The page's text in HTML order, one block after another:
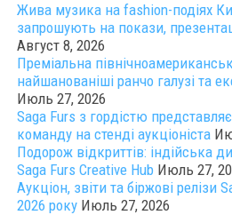
Жива музика на fashion-подіях
запрошують на покази,
Август 8, 2026
Преміальна
найшанованіші ранчо галузі та
Июль 27, 2026
Saga Furs з гордістю
команду на стенді аукціоніста
Подорож відкриттів: індійська
Saga Furs Creative Hub Июль 27,
Аукціон, звіти та біржові релізи
2026 року Июль 27, 2026